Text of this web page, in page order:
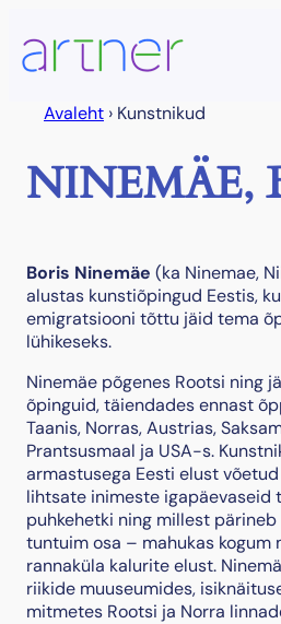
sisu
juurde
Avaleht › Kunstnikud
NINEMÄE,
Boris Ninemäe (ka Ninemae,
alustas kunstiõpingud Eestis,
emigratsiooni tõttu jäid tema
lühikeseks.
Ninemäe põgenes Rootsi ning
õpinguid, täiendades ennast
Taanis, Norras, Austrias,
Prantsusmaal ja USA-s.
armastusega Eesti elust
lihtsate inimeste igapäevaseid
puhkehetki ning millest
tuntuim osa – mahukas kogum
rannaküla kalurite elust.
riikide muuseumides,
mitmetes Rootsi ja Norra